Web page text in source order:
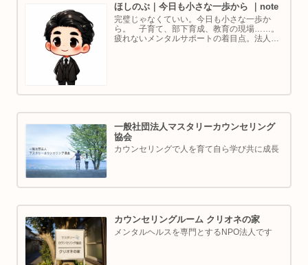
ほしのぶ｜今日も小さな一歩から ｜note
完璧じゃなくていい。今日も小さな一歩か
ら。 子育て、部下育成、教育の現場……。
疲れないメンタルサポートの着目点。法人代
一般社団法人マスタリーカウンセリング
協会
カウンセリングで人を育て自ら学び共に成長
カウンセリングルーム クリオネの家
メンタルヘルスを専門とするNPO法人です